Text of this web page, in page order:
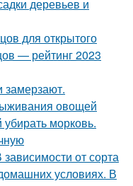
деревьев и
для открытого
— рейтинг 2023
замерзают.
овощей
убирать морковь.
от сорта
условиях. В